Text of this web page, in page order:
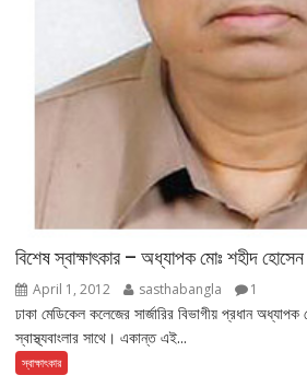
বিশেষ স্বাক্ষাৎকার – অধ্যাপক মোঃ শহীদ হোসেন
April 1, 2012 sasthabangla 1
ঢাকা মেডিকেল কলেজের সার্জারির বিভাগীয় প্রধান
স্বাস্থ্যবাংলার সাথে। একান্ত এই...
স্বাক্ষাৎকার